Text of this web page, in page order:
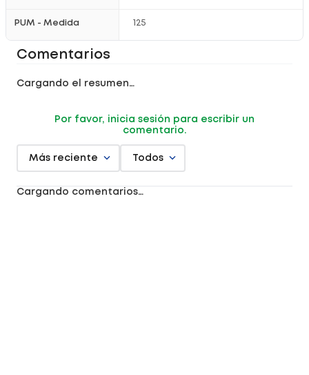
PUM - Medida 125
Comentarios
Cargando el resumen…
Por favor, inicia sesión para escribir un
comentario.
Más reciente Todos
Cargando comentarios…